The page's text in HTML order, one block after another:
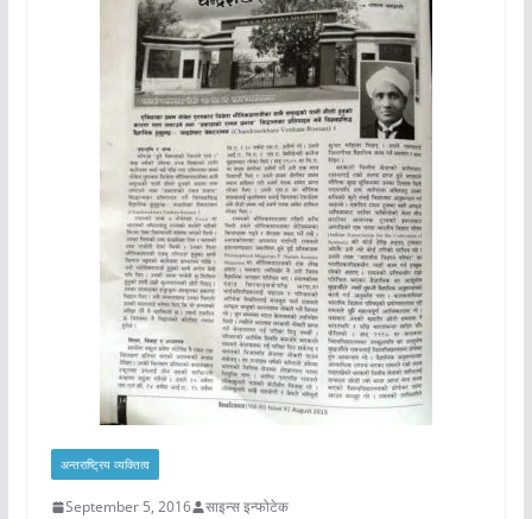
अन्तराष्ट्रिय व्यक्तित्व
September 5, 2016 साइन्स इन्फोटेक